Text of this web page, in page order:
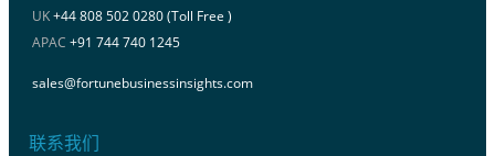
UK+44 808 502 0280 (Toll Free )
APAC +91 744 740 1245
sales@fortunebusinessinsights.com
联系我们